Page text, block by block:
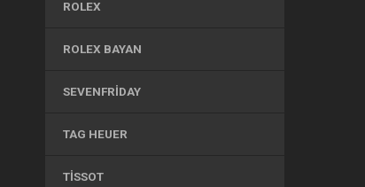
ROLEX
ROLEX BAYAN
SEVENFRIDAY
TAG HEUER
TISSOT